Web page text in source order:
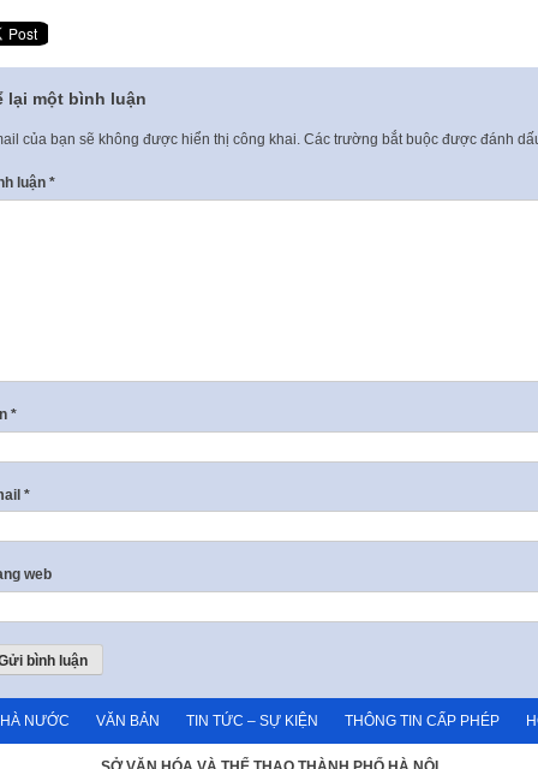
lại một bình luận
của bạn sẽ không được hiển thị công khai. Các trường bắt buộc được đánh
luận *
*
*
web
NƯỚC VĂN BẢN TIN TỨC – SỰ KIỆN THÔNG TIN CẤP PHÉP